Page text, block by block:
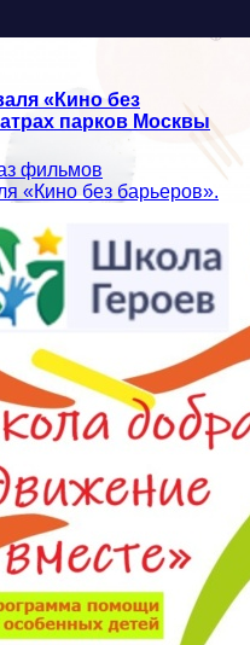
«Кино без
парков Москвы
фильмов
«Кино без барьеров».